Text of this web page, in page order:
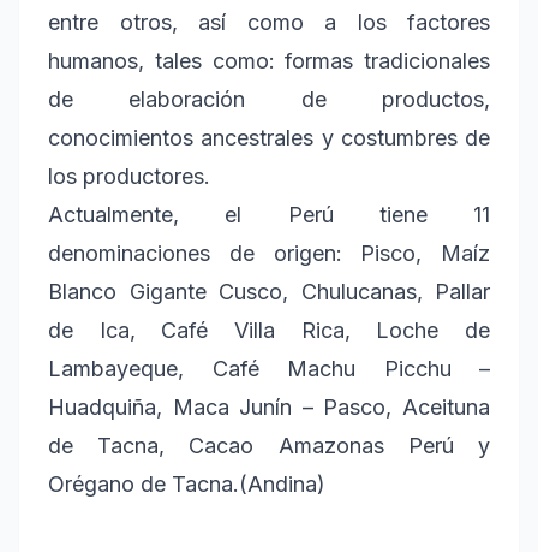
entre otros, así como a los factores
humanos, tales como: formas tradicionales
de elaboración de productos,
conocimientos ancestrales y costumbres de
los productores.
Actualmente, el Perú tiene 11
denominaciones de origen: Pisco, Maíz
Blanco Gigante Cusco, Chulucanas, Pallar
de Ica, Café Villa Rica, Loche de
Lambayeque, Café Machu Picchu –
Huadquiña, Maca Junín – Pasco, Aceituna
de Tacna, Cacao Amazonas Perú y
Orégano de Tacna.(Andina)